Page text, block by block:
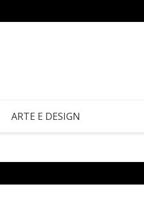
Os doces
ARTE E DESIGN